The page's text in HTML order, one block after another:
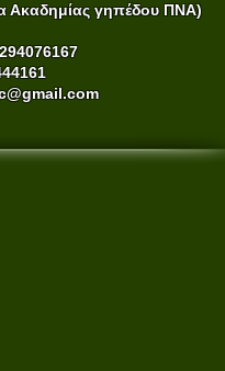
Ακαδημίας γηπέδου ΠΝΑ)